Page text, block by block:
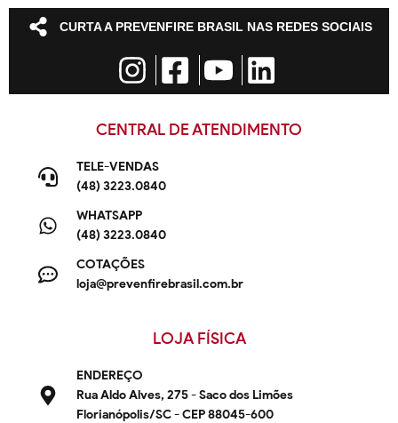
CURTA A PREVENFIRE BRASIL NAS REDES SOCIAIS
CENTRAL DE ATENDIMENTO
TELE-VENDAS
(48) 3223.0840
WHATSAPP
(48) 3223.0840
COTAÇÕES
loja@prevenfirebrasil.com.br
LOJA FÍSICA
ENDEREÇO
Rua Aldo Alves, 275 - Saco dos Limões
Florianópolis/SC - CEP 88045-600